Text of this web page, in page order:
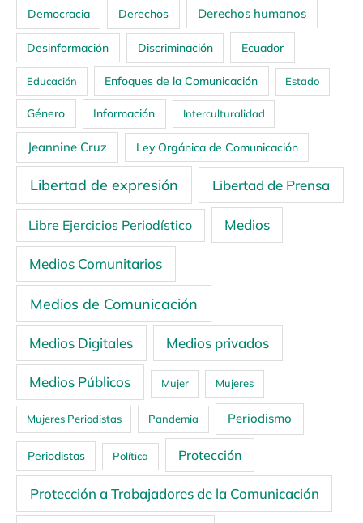
Democracia Derechos Derechos humanos
Desinformación Discriminación Ecuador
Educación Enfoques de la Comunicación Estado
Género Información Interculturalidad
Jeannine Cruz Ley Orgánica de Comunicación
Libertad de expresión Libertad de Prensa
Libre Ejercicios Periodístico Medios
Medios Comunitarios
Medios de Comunicación
Medios Digitales Medios privados
Medios Públicos Mujer Mujeres
Mujeres Periodistas Pandemia Periodismo
Periodistas Política Protección
Protección a Trabajadores de la Comunicación